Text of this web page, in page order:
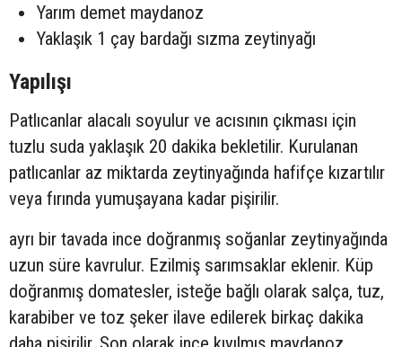
Yarım demet maydanoz
Yaklaşık 1 çay bardağı sızma zeytinyağı
Yapılışı
Patlıcanlar alacalı soyulur ve acısının çıkması için
tuzlu suda yaklaşık 20 dakika bekletilir. Kurulanan
patlıcanlar az miktarda zeytinyağında hafifçe kızartılır
veya fırında yumuşayana kadar pişirilir.
ayrı bir tavada ince doğranmış soğanlar zeytinyağında
uzun süre kavrulur. Ezilmiş sarımsaklar eklenir. Küp
doğranmış domatesler, isteğe bağlı olarak salça, tuz,
karabiber ve toz şeker ilave edilerek birkaç dakika